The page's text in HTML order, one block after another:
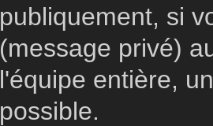
publiquement, si
(message privé)
l'équipe entière,
possible.